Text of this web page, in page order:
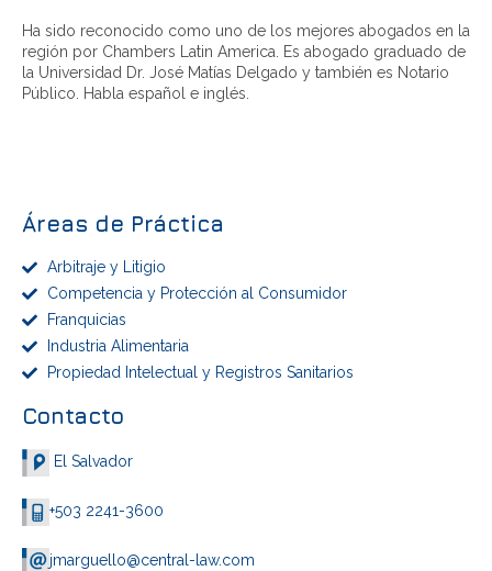
Ha sido reconocido como uno de los mejores abogados en la
región por Chambers Latin America. Es abogado graduado de
la Universidad Dr. José Matías Delgado y también es Notario
Público. Habla español e inglés.
Áreas de Práctica
Arbitraje y Litigio
Competencia y Protección al Consumidor
Franquicias
Industria Alimentaria
Propiedad Intelectual y Registros Sanitarios
Contacto
El Salvador
+503 2241-3600
jmarguello@central-law.com